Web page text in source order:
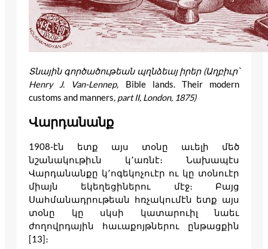
Տնային գործածութեան պղնձեայ իրեր (Աղբիւր՝
Henry J. Van-Lennep, Bible lands. Their modern
customs and manners, part II, London, 1875)
Վարդանանք
1908-էն ետք այս տօնը աւելի մեծ
նշանակութիւն կ՚առնէ։ Նախապէս
Վարդանանքը կ՚ոգեկոչուէր ու կը տօնուէր
միայն եկեղեցիներու մէջ։ Բայց
Սահմանադրութեան հռչակումէն ետք այս
տօնը կը սկսի կատարուիլ նաեւ
ժողովրդային հաւաքոյթներու ընթացքին
[13]։